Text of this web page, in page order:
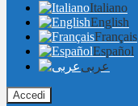
Italiano
English
Français
Español
عربى
Accedi